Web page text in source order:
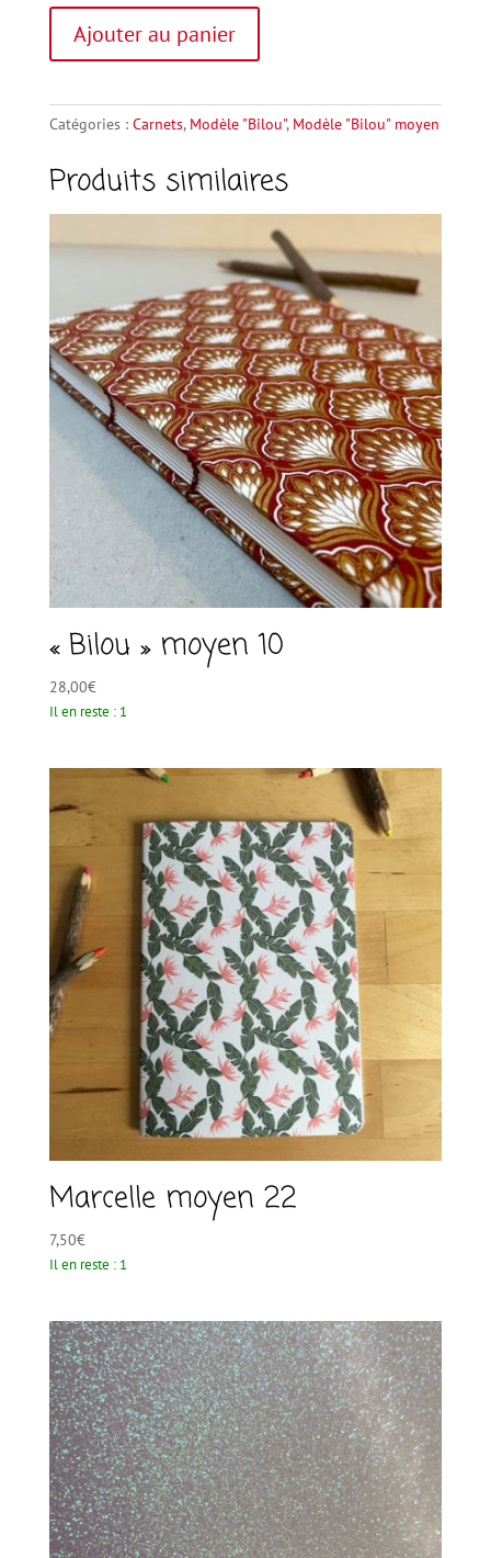
"Bilou"
11
Ajouter au panier
r
a
t
i
v
e
:
Catégories : Carnets, Modèle "Bilou", Modèle "Bilou" moyen
Produits similaires
« Bilou » moyen 10
28,00€
Il en reste : 1
Marcelle moyen 22
7,50€
Il en reste : 1